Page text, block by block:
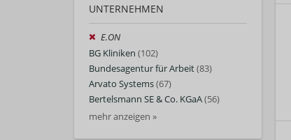
UNTERNEHMEN
E.ON
BG Kliniken (102)
Bundesagentur für Arbeit(83)
Arvato Systems(67)
Bertelsmann SE & Co. KGaA(56)
mehr anzeigen »